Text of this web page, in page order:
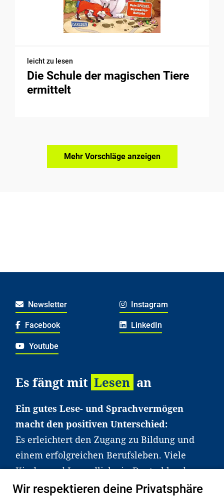
leicht zu lesen
Die Schule der magischen Tiere
ermittelt
Mehr Vorschläge anzeigen
Newsletter Instagram
Facebook LinkedIn
Youtube
Es fängt mit Lesen an
Ein gutes Lese- und Sprachvermögen
macht den positiven Unterschied:
Es erleichtert den Zugang zu Bildung und
einem erfolgreichen Berufsleben. Viele
Kinder und Jugendliche in Deutschland
haben aber große Schwierigkeiten dabei.
Wir respektieren deine Privatsphäre